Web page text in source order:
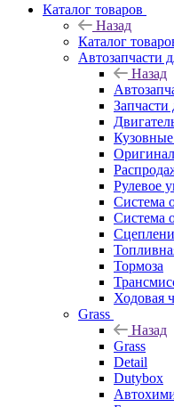
Каталог товаров
Назад
Каталог
Автозапчасти
Назад
Кузовные
Рулевое
Система
Система
Тормоза
Ходовая
Grass
Назад
Grass
Detail
Dutybox